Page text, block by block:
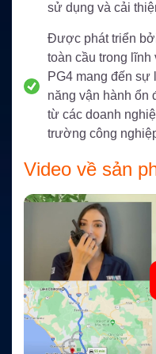
sử dụng và cải
Được phát triển
toàn cầu trong
PG4 mang đến sự
năng vận hành ổn
từ các doanh
trường công
Video về sản